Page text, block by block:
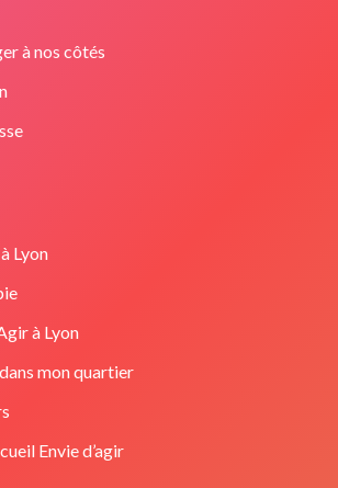
à nos côtés
Lyon
à Lyon
mon quartier
Envie d’agir